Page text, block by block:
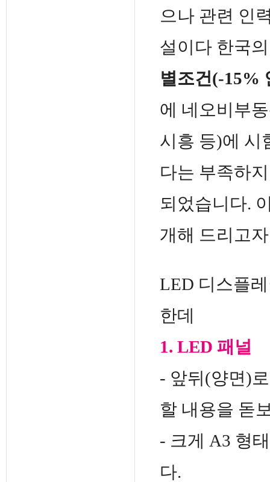
으나 관련 인
설이다 한국
별조건(-15%
에 네오비부
시흥 등)에 시
다는 부족하
되었습니다.
개해 드리고
LED 디스플
한데
1. LED 패널
- 앞뒤(양면)
할 내용을 돋
- 크게 A3 형
다.